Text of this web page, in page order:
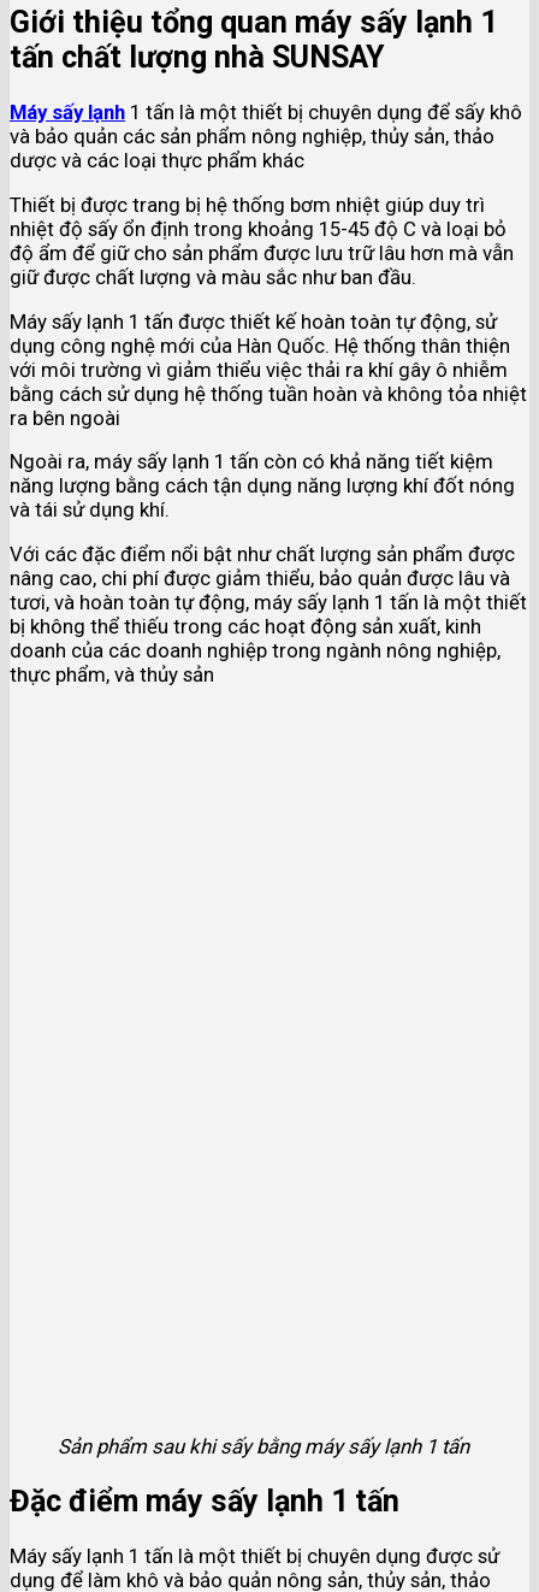
Giới thiệu tổng quan máy sấy lạnh 1
tấn chất lượng nhà SUNSAY
Máy sấy lạnh 1 tấn là một thiết bị chuyên dụng để sấy khô
và bảo quản các sản phẩm nông nghiệp, thủy sản, thảo
dược và các loại thực phẩm khác
Thiết bị được trang bị hệ thống bơm nhiệt giúp duy trì
nhiệt độ sấy ổn định trong khoảng 15-45 độ C và loại bỏ
độ ẩm để giữ cho sản phẩm được lưu trữ lâu hơn mà vẫn
giữ được chất lượng và màu sắc như ban đầu.
Máy sấy lạnh 1 tấn được thiết kế hoàn toàn tự động, sử
dụng công nghệ mới của Hàn Quốc. Hệ thống thân thiện
với môi trường vì giảm thiểu việc thải ra khí gây ô nhiễm
bằng cách sử dụng hệ thống tuần hoàn và không tỏa nhiệt
ra bên ngoài
Ngoài ra, máy sấy lạnh 1 tấn còn có khả năng tiết kiệm
năng lượng bằng cách tận dụng năng lượng khí đốt nóng
và tái sử dụng khí.
Với các đặc điểm nổi bật như chất lượng sản phẩm được
nâng cao, chi phí được giảm thiểu, bảo quản được lâu và
tươi, và hoàn toàn tự động, máy sấy lạnh 1 tấn là một thiết
bị không thể thiếu trong các hoạt động sản xuất, kinh
doanh của các doanh nghiệp trong ngành nông nghiệp,
thực phẩm, và thủy sản
Sản phẩm sau khi sấy bằng máy sấy lạnh 1 tấn
Đặc điểm máy sấy lạnh 1 tấn
Máy sấy lạnh 1 tấn là một thiết bị chuyên dụng được sử
dụng để làm khô và bảo quản nông sản, thủy sản, thảo